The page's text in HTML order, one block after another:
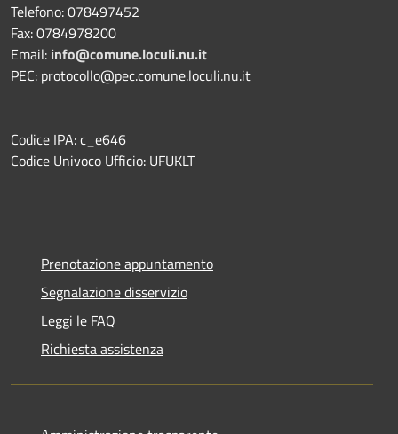
Telefono: 078497452
Fax: 0784978200
Email: info@comune.loculi.nu.it
PEC: protocollo@pec.comune.loculi.nu.it
Codice IPA: c_e646
Codice Univoco Ufficio: UFUKLT
Prenotazione appuntamento
Segnalazione disservizio
Leggi le FAQ
Richiesta assistenza